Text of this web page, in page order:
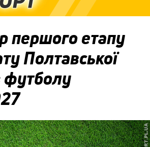
першого етапу
Полтавської
футболу